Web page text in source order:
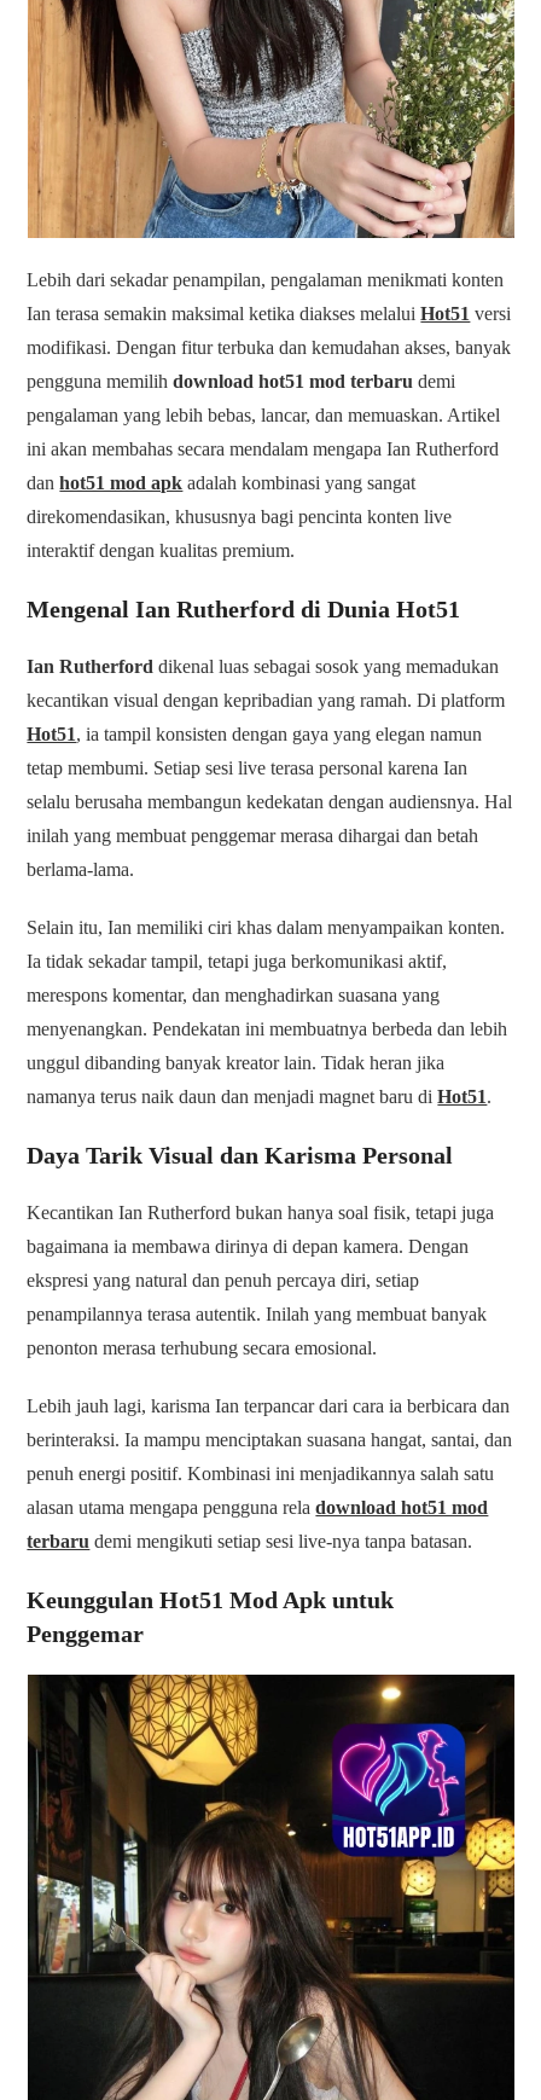
Lebih dari sekadar penampilan, pengalaman menikmati konten
Ian terasa semakin maksimal ketika diakses melaluiHot51 versi
modifikasi. Dengan fitur terbuka dan kemudahan akses, banyak
pengguna memilihdownload hot51 mod terbaru demi
pengalaman yang lebih bebas, lancar, dan memuaskan. Artikel
ini akan membahas secara mendalam mengapa Ian Rutherford
danhot51 mod apk adalah kombinasi yang sangat
direkomendasikan, khususnya bagi pencinta konten live
interaktif dengan kualitas premium.
Mengenal Ian Rutherford di Dunia Hot51
Ian Rutherford dikenal luas sebagai sosok yang memadukan
kecantikan visual dengan kepribadian yang ramah. Di platform
Hot51, ia tampil konsisten dengan gaya yang elegan namun
tetap membumi. Setiap sesi live terasa personal karena Ian
selalu berusaha membangun kedekatan dengan audiensnya. Hal
inilah yang membuat penggemar merasa dihargai dan betah
berlama-lama.
Selain itu, Ian memiliki ciri khas dalam menyampaikan konten.
Ia tidak sekadar tampil, tetapi juga berkomunikasi aktif,
merespons komentar, dan menghadirkan suasana yang
menyenangkan. Pendekatan ini membuatnya berbeda dan lebih
unggul dibanding banyak kreator lain. Tidak heran jika
namanya terus naik daun dan menjadi magnet baru diHot51.
Daya Tarik Visual dan Karisma Personal
Kecantikan Ian Rutherford bukan hanya soal fisik, tetapi juga
bagaimana ia membawa dirinya di depan kamera. Dengan
ekspresi yang natural dan penuh percaya diri, setiap
penampilannya terasa autentik. Inilah yang membuat banyak
penonton merasa terhubung secara emosional.
Lebih jauh lagi, karisma Ian terpancar dari cara ia berbicara dan
berinteraksi. Ia mampu menciptakan suasana hangat, santai, dan
penuh energi positif. Kombinasi ini menjadikannya salah satu
alasan utama mengapa pengguna reladownload hot51 mod
terbaru demi mengikuti setiap sesi live-nya tanpa batasan.
Keunggulan Hot51 Mod Apk untuk
Penggemar